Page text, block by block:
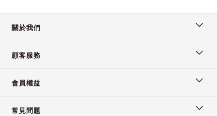
存。
關於我們
顧客服務
會員權益
常見問題